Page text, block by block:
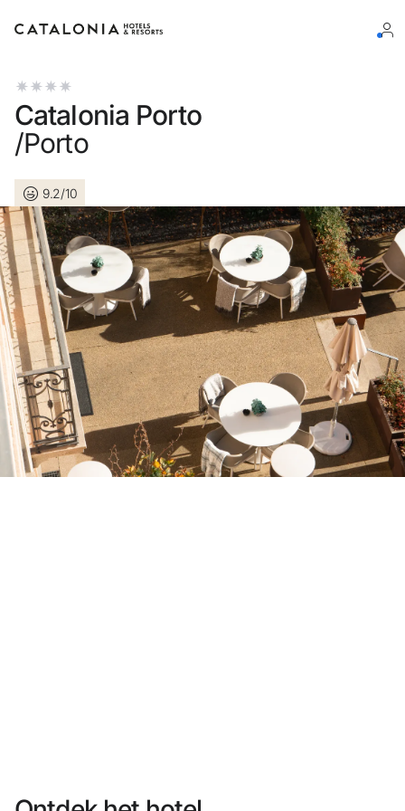
Log in op je account
Log in
Wachtwoord vergeten?
of gebruik een van deze opties
Aanmelden met Google
Sessie beginnen met enkel e-mailadres
Heb je nog geen account?
Een account aanmaken
Catalonia Porto
/Porto
9.2/10